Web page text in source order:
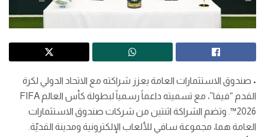
• صندوق الاستثمارات العامة يعزز شراكته مع الاتحاد الدولي لكرة
القدم “فيفا”، مع تسميته داعماً رسمياً لبطولة كأس العالم FIFA
2026™️. وتضم الشراكة اثنتين من شركات صندوق الاستثمارات
العامة هما، مجموعة سافي للألعاب الإلكترونية ومدينة القديّة.